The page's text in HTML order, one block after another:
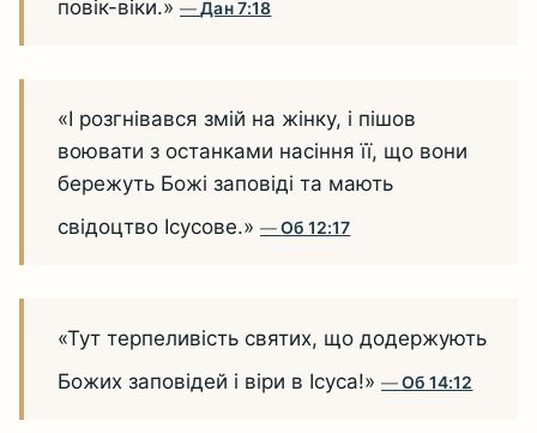
повік-віки.»
Дан 7:18
«І розгнівався змій на жінку, і пішов
воювати з останками насіння її, що вони
бережуть Божі заповіді та мають
свідоцтво Ісусове.»
Об 12:17
«Тут терпеливість святих, що додержують
Божих заповідей і віри в Ісуса!»
Об 14:12